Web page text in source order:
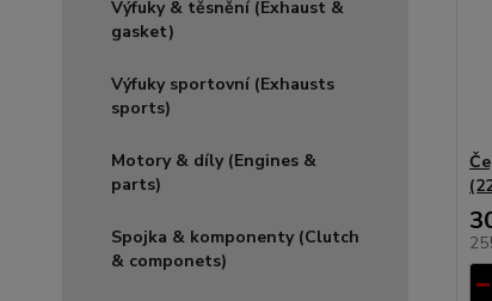
Výfuky & těsnění (Exhaust &
gasket)
Výfuky sportovní (Exhausts
sports)
Motory & díly (Engines &
parts)
Spojka & komponenty (Clutch
& componets)